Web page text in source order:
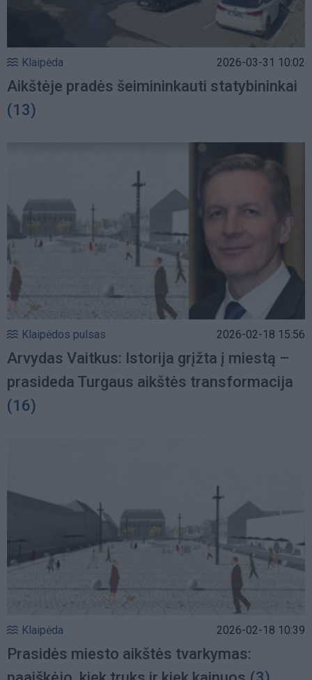
Klaipėda 2026-03-31 10:02
Aikštėje pradės šeimininkauti statybininkai
(13)
Klaipėdos pulsas 2026-02-18 15:56
Arvydas Vaitkus: Istorija grįžta į miestą –
prasideda Turgaus aikštės transformacija
(16)
Klaipėda 2026-02-18 10:39
Prasidės miesto aikštės tvarkymas: